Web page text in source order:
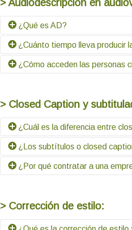
> Audiodescripción en
¿Qué es AD?
Es un servicio que describe
¿Cuánto tiempo lleva producir
Depende de la duración y del tipo
¿Cómo acceden las personas
audiodescripción, el usuario
proyectan películas o contenidos
smartphones o también
> Closed Caption y
¿Cuál es la diferencia entre
El closed caption es un servicio
contenido e incluye, además de los
importantes para el público
¿Los subtítulos o closed
Sí, siempre que sean compatibles
¿Por qué contratar a una
diferentes plataformas, garantiza
> Corrección de estilo: